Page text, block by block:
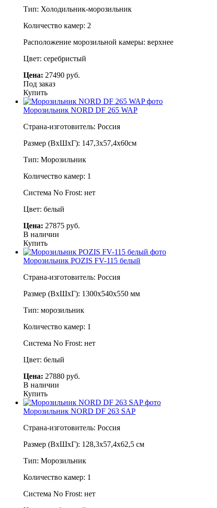
Тип: Холодильник-морозильник
Количество камер: 2
Расположение морозильной камеры: верхнее
Цвет: серебристый
Цена: 27490 руб.
Под заказ
Купить
Морозильник NORD DF 265 WAP
Страна-изготовитель: Россия
Размер (ВхШхГ): 147,3х57,4х60см
Тип: Морозильник
Количество камер: 1
Система No Frost: нет
Цвет: белый
Цена: 27875 руб.
В наличии
Купить
Морозильник POZIS FV-115 белый
Страна-изготовитель: Россия
Размер (ВхШхГ): 1300х540х550 мм
Тип: морозильник
Количество камер: 1
Система No Frost: нет
Цвет: белый
Цена: 27880 руб.
В наличии
Купить
Морозильник NORD DF 263 SAP
Страна-изготовитель: Россия
Размер (ВхШхГ): 128,3х57,4х62,5 см
Тип: Морозильник
Количество камер: 1
Система No Frost: нет